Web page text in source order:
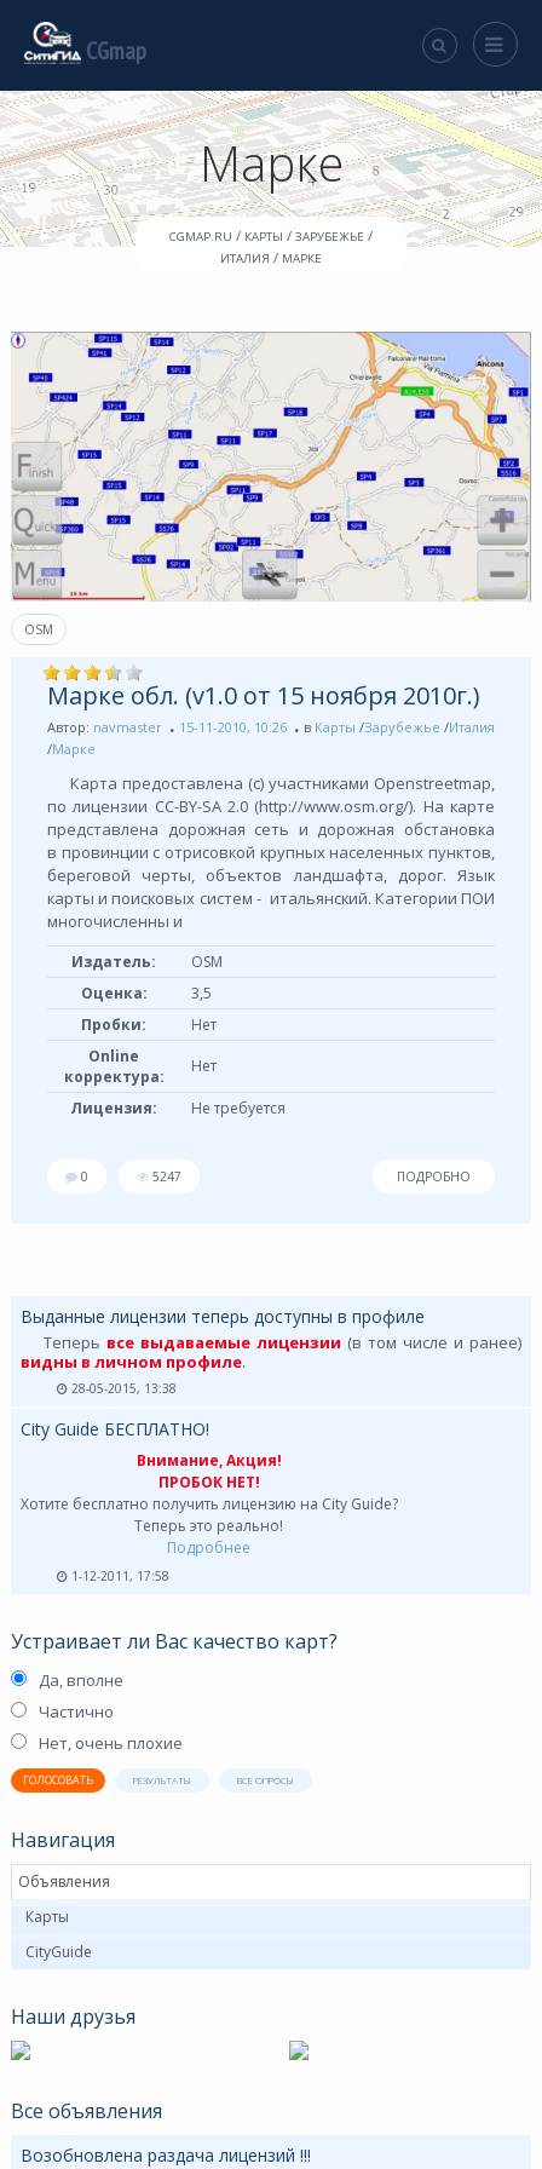
CGmap
Марке
CGMAP.RU / КАРТЫ / ЗАРУБЕЖЬЕ /
ИТАЛИЯ / МАРКЕ
OSM
Марке обл. (v1.0 от 15 ноября 2010г.)
Автор: navmaster 15-11-2010, 10:26 в Карты /Зарубежье /Италия
/Марке
Карта предоставлена (с) участниками Openstreetmap,
по лицензии СС-BY-SA 2.0 (http://www.osm.org/). На карте
представлена дорожная сеть и дорожная обстановка
в провинции с отрисовкой крупных населенных пунктов,
береговой черты, объектов ландшафта, дорог. Язык
карты и поисковых систем - итальянский. Категории ПОИ
многочисленны и
Издатель:
OSM
Оценка:
3,5
Пробки:
Нет
Online
корректура:
Нет
Лицензия: Не требуется
0 5247 ПОДРОБНО
Выданные лицензии теперь доступны в профиле
Теперь все выдаваемые лицензии (в том числе и ранее)
видны в личном профиле.
28-05-2015, 13:38
City Guide БЕСПЛАТНО!
Внимание, Акция!
ПРОБОК НЕТ!
Хотите бесплатно получить лицензию на City Guide?
Теперь это реально!
Подробнее
1-12-2011, 17:58
Устраивает ли Вас качество карт?
Да, вполне
Частично
Нет, очень плохие
ГОЛОСОВАТЬ РЕЗУЛЬТАТЫ ВСЕ ОПРОСЫ
Навигация
Объявления
Карты
CityGuide
Наши друзья
Все объявления
Возобновлена раздача лицензий !!!